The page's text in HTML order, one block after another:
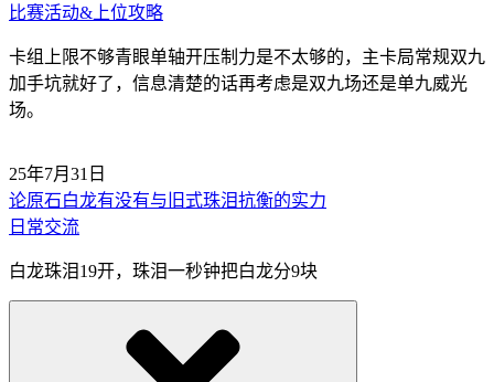
比赛活动&上位攻略
卡组上限不够青眼单轴开压制力是不太够的，主卡局常规双九
加手坑就好了，信息清楚的话再考虑是双九场还是单九威光
场。
25年7月31日
论原石白龙有没有与旧式珠泪抗衡的实力
日常交流
白龙珠泪19开，珠泪一秒钟把白龙分9块